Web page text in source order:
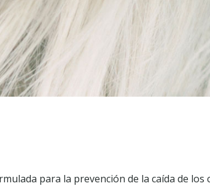
para la prevención de la caída de los